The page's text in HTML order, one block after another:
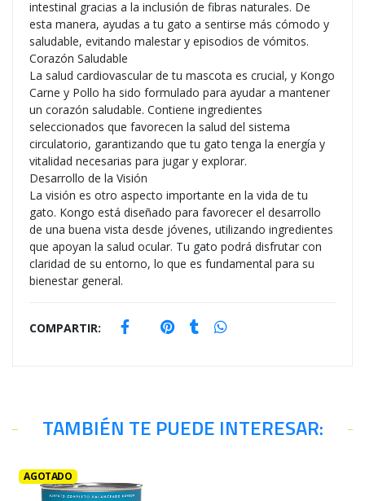
intestinal gracias a la inclusión de fibras naturales. De
esta manera, ayudas a tu gato a sentirse más cómodo y
saludable, evitando malestar y episodios de vómitos.
Corazón Saludable
La salud cardiovascular de tu mascota es crucial, y Kongo
Carne y Pollo ha sido formulado para ayudar a mantener
un corazón saludable. Contiene ingredientes
seleccionados que favorecen la salud del sistema
circulatorio, garantizando que tu gato tenga la energía y
vitalidad necesarias para jugar y explorar.
Desarrollo de la Visión
La visión es otro aspecto importante en la vida de tu
gato. Kongo está diseñado para favorecer el desarrollo
de una buena vista desde jóvenes, utilizando ingredientes
que apoyan la salud ocular. Tu gato podrá disfrutar con
claridad de su entorno, lo que es fundamental para su
bienestar general.
COMPARTIR:
TAMBIÉN TE PUEDE INTERESAR:
AGOTADO